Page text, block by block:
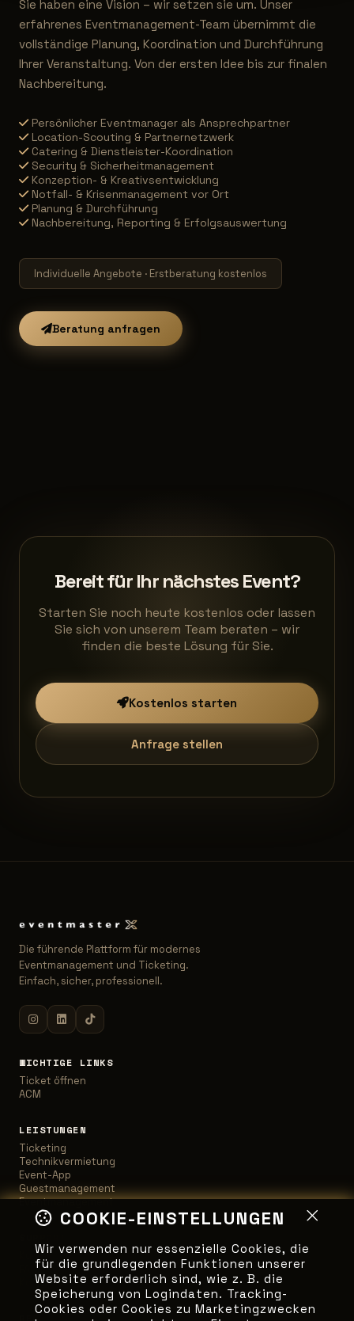
Sie haben eine Vision – wir setzen sie um. Unser
erfahrenes Eventmanagement-Team übernimmt die
vollständige Planung, Koordination und Durchführung
Ihrer Veranstaltung. Von der ersten Idee bis zur finalen
Nachbereitung.
Persönlicher Eventmanager als Ansprechpartner
Location-Scouting & Partnernetzwerk
Catering & Dienstleister-Koordination
Security & Sicherheitmanagement
Konzeption- & Kreativsentwicklung
Notfall- & Krisenmanagement vor Ort
Planung & Durchführung
Nachbereitung, Reporting & Erfolgsauswertung
Individuelle Angebote · Erstberatung kostenlos
Beratung anfragen
Bereit für Ihr nächstes Event?
Starten Sie noch heute kostenlos oder lassen
Sie sich von unserem Team beraten – wir
finden die beste Lösung für Sie.
Kostenlos starten
Anfrage stellen
Die führende Plattform für modernes
Eventmanagement und Ticketing.
Einfach, sicher, professionell.
WICHTIGE LINKS
Ticket öffnen
ACM
LEISTUNGEN
Ticketing
Technikvermietung
Event-App
Guestmanagement
Eventmanagement
Kundensupport
FAQ
Kontakt
COOKIE-EINSTELLUNGEN
Wir verwenden nur essenzielle Cookies, die
für die grundlegenden Funktionen unserer
Website erforderlich sind, wie z. B. die
Speicherung von Logindaten. Tracking-
Cookies oder Cookies zu Marketingzwecken